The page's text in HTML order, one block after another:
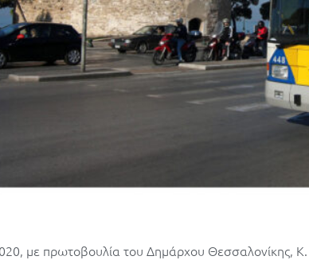
με πρωτοβουλία του Δημάρχου Θεσσαλονίκης,